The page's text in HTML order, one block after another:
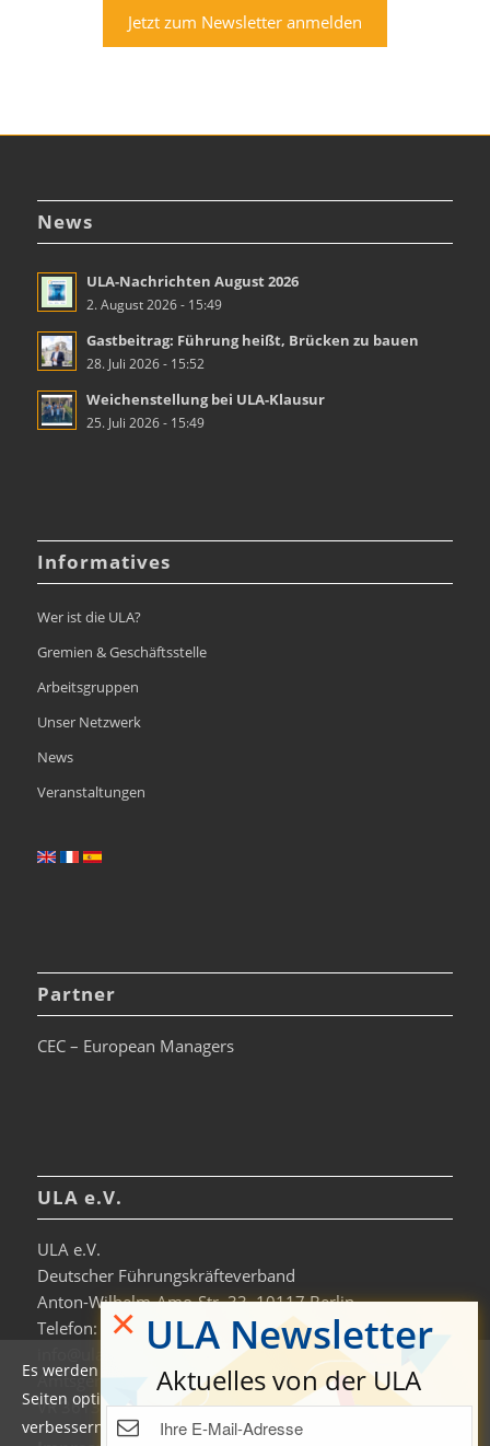
Jetzt zum Newsletter anmelden
News
ULA-Nachrichten August 2026
2. August 2026 - 15:49
Gastbeitrag: Führung heißt, Brücken zu bauen
28. Juli 2026 - 15:52
Weichenstellung bei ULA-Klausur
25. Juli 2026 - 15:49
Informatives
Wer ist die ULA?
Gremien & Geschäftsstelle
Arbeitsgruppen
Unser Netzwerk
News
Veranstaltungen
Partner
CEC – European Managers
ULA e.V.
ULA e.V.
Deutscher Führungskräfteverband
Anton-Wilhelm-Amo-Str. 33, 10117 Berlin
Telefon: +49 30-306963-0
Amtsgericht Charlottenburg
VR 36138 B
Es werden auf dieser Website Cookies verwendet, um die
Seiten optimiert darzustellen und das Nutzererlebnis zu
verbessern. Durch die Nutzung unserer Seiten erklären Sie
ULA Newsletter
Aktuelles von der ULA
×